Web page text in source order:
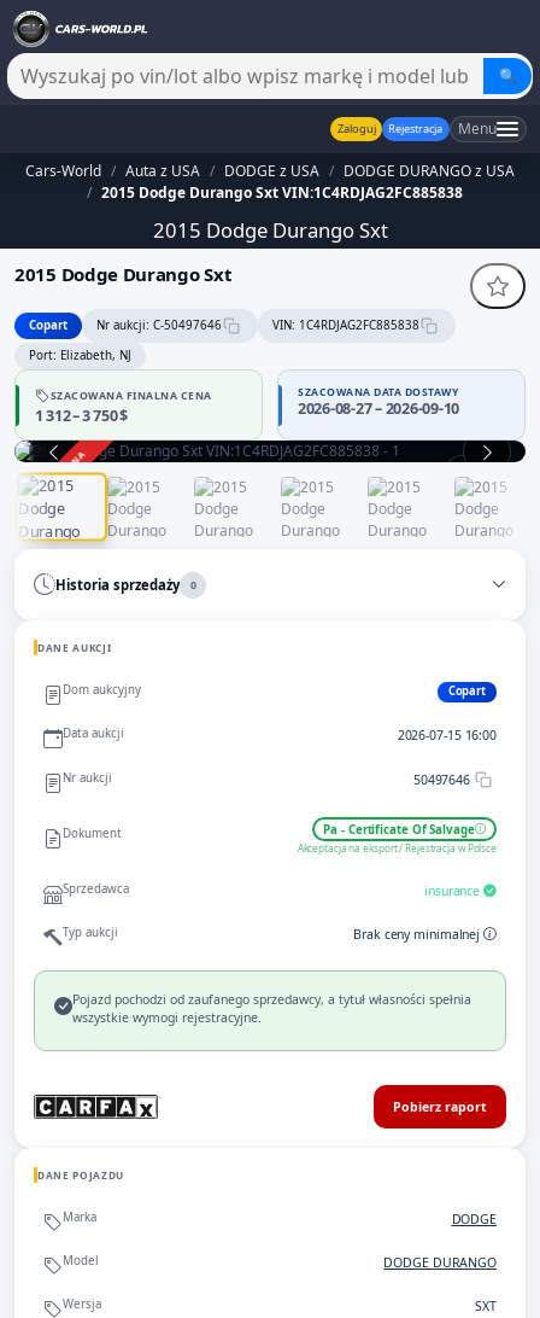
🔍
Zaloguj Rejestracja Menu
Cars-World / Auta z USA / DODGE z USA / DODGE DURANGO z USA
/ 2015 Dodge Durango Sxt VIN:1C4RDJAG2FC885838
2015 Dodge Durango Sxt
2015 Dodge Durango Sxt
Copart Nr aukcji: C-50497646
VIN: 1C4RDJAG2FC885838
Port: Elizabeth, NJ
SZACOWANA FINALNA CENA
1 312 – 3 750 $
SZACOWANA DATA DOSTAWY
2026-08-27 – 2026-09-10
ZAKOŃCZONA
Historia sprzedaży 0
DANE AUKCJI
Dom aukcyjny Copart
Data aukcji 2026-07-15 16:00
Nr aukcji 50497646
Dokument Pa - Certificate Of Salvage
Akceptacja na eksport / Rejestracja w Polsce
Sprzedawca insurance
Typ aukcji Brak ceny minimalnej
Pojazd pochodzi od zaufanego sprzedawcy, a tytuł własności spełnia
wszystkie wymogi rejestracyjne.
Pobierz raport
DANE POJAZDU
Marka DODGE
Model DODGE DURANGO
Wersja SXT